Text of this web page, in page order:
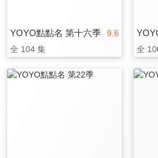
9.6
YOYO點點名 第十六季
全 104 集 全